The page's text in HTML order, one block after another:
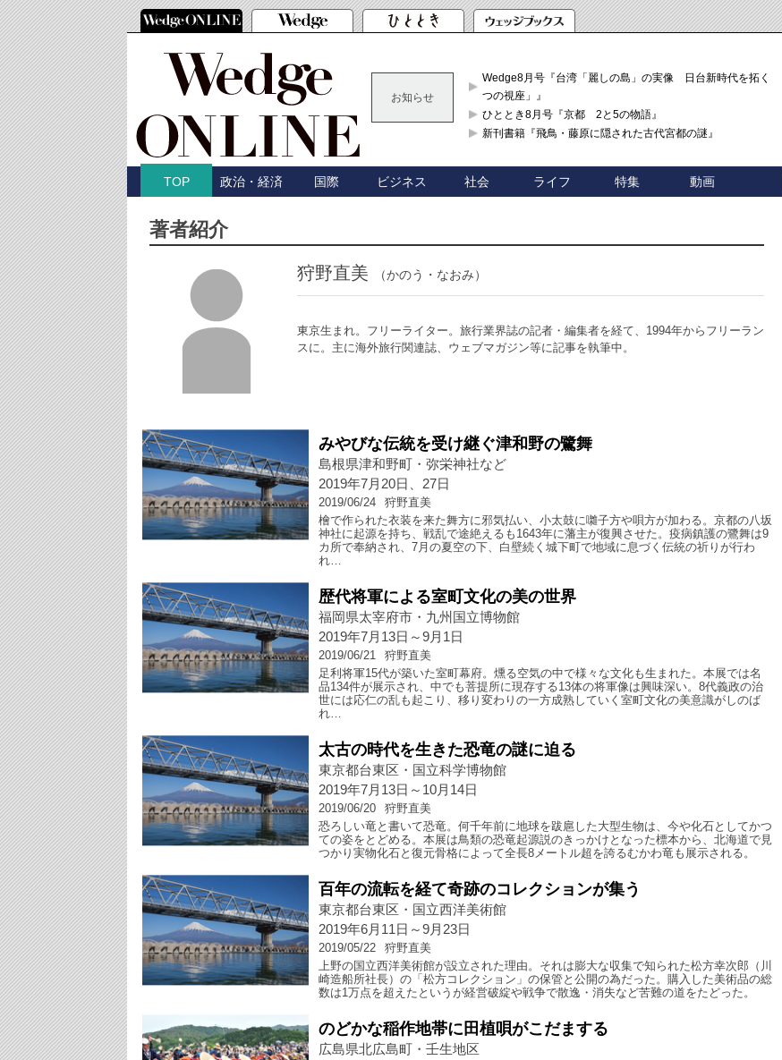
お知らせ
Wedge8月号『台湾「麗しの島」の実像 日台新時代を拓く「3
つの視座」』
ひととき8月号『京都 2と5の物語』
新刊書籍『飛鳥・藤原に隠された古代宮都の謎』
TOP 政治・経済 国際 ビジネス 社会 ライフ 特集 動画
著者紹介
狩野直美 （かのう・なおみ）
東京生まれ。フリーライター。旅行業界誌の記者・編集者を経て、1994年からフリーラン
スに。主に海外旅行関連誌、ウェブマガジン等に記事を執筆中。
みやびな伝統を受け継ぐ津和野の鷺舞
島根県津和野町・弥栄神社など
2019年7月20日、27日
2019/06/24
狩野直美
檜で作られた衣装を来た舞方に邪気払い、小太鼓に囃子方や唄方が加わる。京都の八坂
神社に起源を持ち、戦乱で途絶えるも1643年に藩主が復興させた。疫病鎮護の鷺舞は9
カ所で奉納され、7月の夏空の下、白壁続く城下町で地域に息づく伝統の祈りが行わ
れ…
歴代将軍による室町文化の美の世界
福岡県太宰府市・九州国立博物館
2019年7月13日～9月1日
2019/06/21
狩野直美
足利将軍15代が築いた室町幕府。燻る空気の中で様々な文化も生まれた。本展では名
品134件が展示され、中でも菩提所に現存する13体の将軍像は興味深い。8代義政の治
世には応仁の乱も起こり、移り変わりの一方成熟していく室町文化の美意識がしのば
れ…
太古の時代を生きた恐竜の謎に迫る
東京都台東区・国立科学博物館
2019年7月13日～10月14日
2019/06/20
狩野直美
恐ろしい竜と書いて恐竜。何千年前に地球を跋扈した大型生物は、今や化石としてかつ
ての姿をとどめる。本展は鳥類の恐竜起源説のきっかけとなった標本から、北海道で見
つかり実物化石と復元骨格によって全長8メートル超を誇るむかわ竜も展示される。
百年の流転を経て奇跡のコレクションが集う
東京都台東区・国立西洋美術館
2019年6月11日～9月23日
2019/05/22
狩野直美
上野の国立西洋美術館が設立された理由。それは膨大な収集で知られた松方幸次郎（川
崎造船所社長）の「松方コレクション」の保管と公開の為だった。購入した美術品の総
数は1万点を超えたというが経営破綻や戦争で散逸・消失など苦難の道をたどった。
のどかな稲作地帯に田植唄がこだまする
広島県北広島町・壬生地区